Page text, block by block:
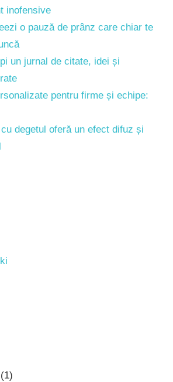
inofensive
o pauză de prânz care chiar te
un jurnal de citate, idei și
pentru firme și echipe:
degetul oferă un efect difuz și
(1)